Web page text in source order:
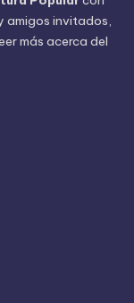
amigos invitados,
más acerca del